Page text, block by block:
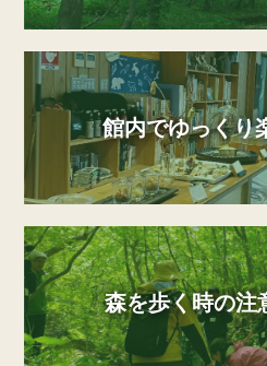
館内でゆっくり
森を歩く時の注